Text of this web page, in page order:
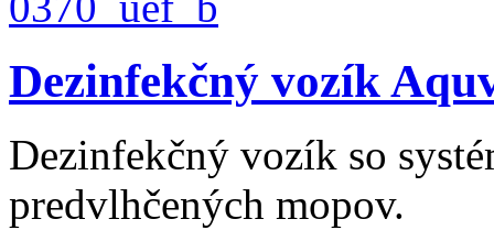
Dezinfekčný vozík
Dezinfekčný vozík so
predvlhčených mopov.